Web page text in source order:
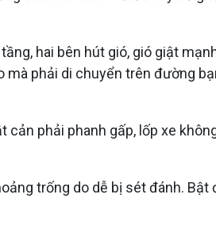
hai bên hút gió, gió giật
mà phải di chuyển trên đường
phải phanh gấp, lốp xe
trống do dễ bị sét đánh.